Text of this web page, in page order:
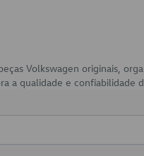
Volkswagen originais,
a qualidade e confiabilidade